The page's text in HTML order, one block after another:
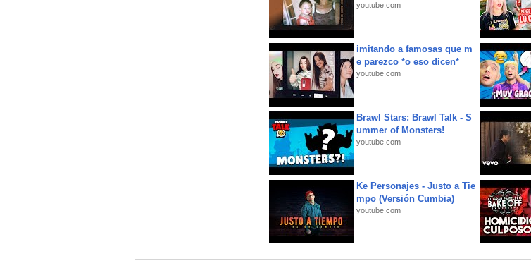
youtube.com
imitando a famosas que m
e parezco *o eso dicen*
youtube.com
Brawl Stars: Brawl Talk - S
ummer of Monsters!
youtube.com
Ke Personajes - Justo a Tie
mpo (Versión Cumbia)
youtube.com